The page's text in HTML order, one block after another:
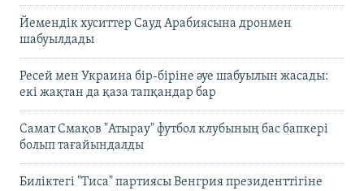
Йемендік хуситтер Сауд Арабиясына дронмен
шабуылдады
Ресей мен Украина бір-біріне әуе шабуылын жасады:
екі жақтан да қаза тапқандар бар
Самат Смақов "Атырау" футбол клубының бас бапкері
болып тағайындалды
Биліктегі "Тиса" партиясы Венгрия президенттігіне